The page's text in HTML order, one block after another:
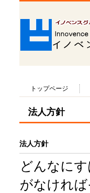
法人方針
法人方針
どんなに
がなけれ
トップページ